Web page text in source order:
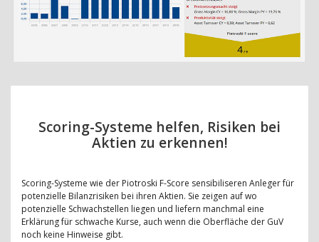
Scoring-Systeme helfen, Risiken bei
Aktien zu erkennen!
Scoring-Systeme wie der Piotroski F-Score sensibiliseren Anleger für
potenzielle Bilanzrisiken bei ihren Aktien. Sie zeigen auf wo
potenzielle Schwachstellen liegen und liefern manchmal eine
Erklärung für schwache Kurse, auch wenn die Oberfläche der GuV
noch keine Hinweise gibt.